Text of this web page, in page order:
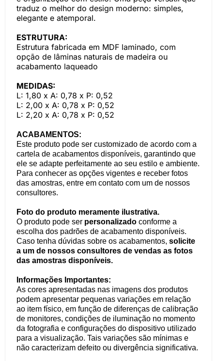
traduz o melhor do design moderno: simples,
elegante e atemporal.
ESTRUTURA:
Estrutura fabricada em MDF laminado, com
opção de lâminas naturais de madeira ou
acabamento laqueado
MEDIDAS:
L: 1,80 x A: 0,78 x P: 0,52
L: 2,00 x A: 0,78 x P: 0,52
L: 2,20 x A: 0,78 x P: 0,52
ACABAMENTOS:
Este produto pode ser customizado de acordo com a
cartela de acabamentos disponíveis, garantindo que
ele se adapte perfeitamente ao seu estilo e ambiente.
Para conhecer as opções vigentes e receber fotos
das amostras, entre em contato com um de nossos
consultores.
Foto do produto meramente ilustrativa.
O produto pode ser personalizado conforme a
escolha dos padrões de acabamento disponíveis.
Caso tenha dúvidas sobre os acabamentos, solicite
a um de nossos consultores de vendas as fotos
das amostras disponíveis.
Informações Importantes:
As cores apresentadas nas imagens dos produtos
podem apresentar pequenas variações em relação
ao item físico, em função de diferenças de calibração
de monitores, condições de iluminação no momento
da fotografia e configurações do dispositivo utilizado
para a visualização. Tais variações são mínimas e
não caracterizam defeito ou divergência significativa.